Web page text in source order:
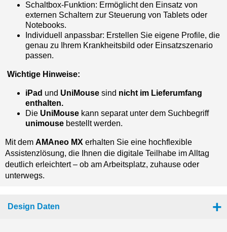
Schaltbox-Funktion: Ermöglicht den Einsatz von
externen Schaltern zur Steuerung von Tablets oder
Notebooks.
Individuell anpassbar: Erstellen Sie eigene Profile, die
genau zu Ihrem Krankheitsbild oder Einsatzszenario
passen.
Wichtige Hinweise:
iPad und UniMouse sind nicht im Lieferumfang
enthalten.
Die UniMouse kann separat unter dem Suchbegriff
unimouse bestellt werden.
Mit dem AMAneo MX erhalten Sie eine hochflexible
Assistenzlösung, die Ihnen die digitale Teilhabe im Alltag
deutlich erleichtert – ob am Arbeitsplatz, zuhause oder
unterwegs.
Design Daten